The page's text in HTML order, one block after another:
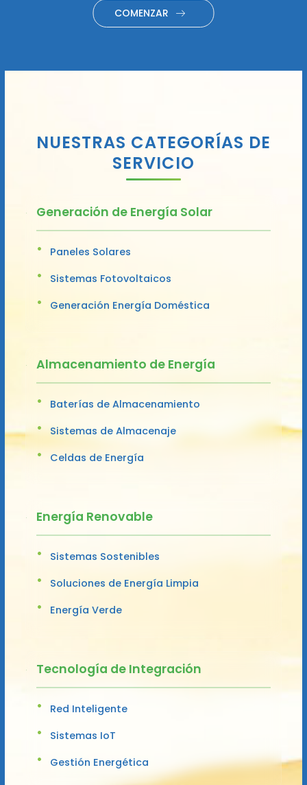
COMENZAR
NUESTRAS CATEGORÍAS DE
SERVICIO
Generación de Energía Solar
Paneles Solares
Sistemas Fotovoltaicos
Generación Energía Doméstica
Almacenamiento de Energía
Baterías de Almacenamiento
Sistemas de Almacenaje
Celdas de Energía
Energía Renovable
Sistemas Sostenibles
Soluciones de Energía Limpia
Energía Verde
Tecnología de Integración
Red Inteligente
Sistemas IoT
Gestión Energética